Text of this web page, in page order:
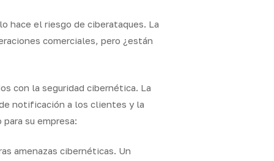
hace el riesgo de ciberataques. La
comerciales, pero ¿están
con la seguridad cibernética. La
notificación a los clientes y la
su empresa:
amenazas cibernéticas. Un